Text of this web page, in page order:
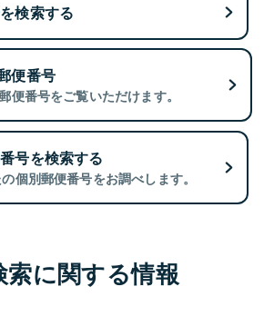
検索する
便番号
便番号をご覧いただけます。
号を検索する
個別郵便番号をお調べします。
索に関する情報